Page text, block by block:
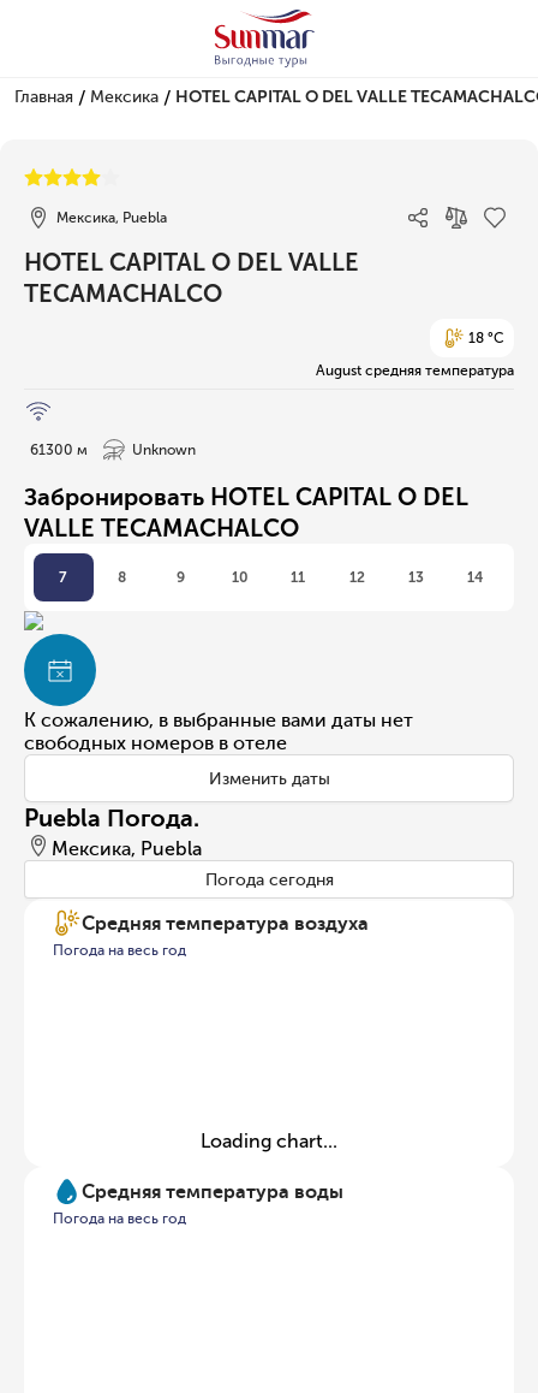
Главная / Мексика / HOTEL CAPITAL O DEL VALLE
Мексика, Puebla
HOTEL CAPITAL O DEL VALLE
TECAMACHALCO
18 °C
August средняя температура
61300 м Unknown
Забронировать HOTEL CAPITAL O DEL
VALLE TECAMACHALCO
7 8 9 10 11 12 13 14
К сожалению, в выбранные вами даты нет
свободных номеров в отеле
Изменить даты
Puebla Погода.
Мексика, Puebla
Погода сегодня
Средняя температура воздуха
Погода на весь год
Loading chart...
Средняя температура воды
Погода на весь год